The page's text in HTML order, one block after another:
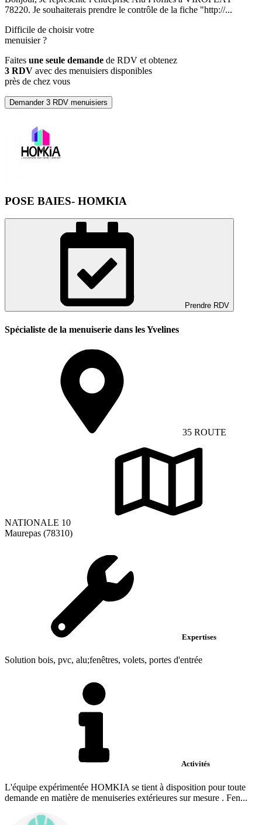
78220. Je souhaiterais prendre le contrôle de la fiche "http://...
Difficile de choisir votre
menuisier?
Faites une seule demande de RDV et obtenez
3 RDV avec des menuisiers disponibles
près de chez vous
Demander 3 RDV menuisiers
POSE BAIES- HOMKIA
Prendre RDV
Spécialiste de la menuiserie dans les Yvelines
35 ROUTE
NATIONALE 10
Maurepas (78310)
Expertises
Solution bois, pvc, alu;fenêtres, volets, portes d'entrée
Activités
L'équipe expérimentée HOMKIA se tient à disposition pour toute
demande en matière de menuiseries extérieures sur mesure . Fen...